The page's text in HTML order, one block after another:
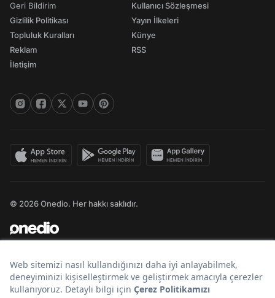
Geri Bildirim
Gizlilik Politikası
Topluluk Kuralları
Reklam
İletişim
Kullanıcı Sözleşmesi
Yayın İlkeleri
Künye
RSS
© 2026 Onedio. Her hakkı saklıdır.
Bir markasıdır.